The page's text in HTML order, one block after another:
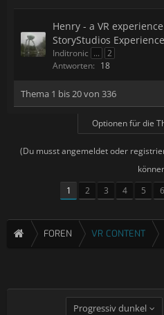
Henry - a VR
StoryStudios Experience
Inditronic ...
2
Antworten: 18
Thema 1 bis 20 von 336
Optionen für die
(Du musst angemeldet oder
1
2 3 4 5 6
FOREN VR CONTENT
Progressiv dunkel